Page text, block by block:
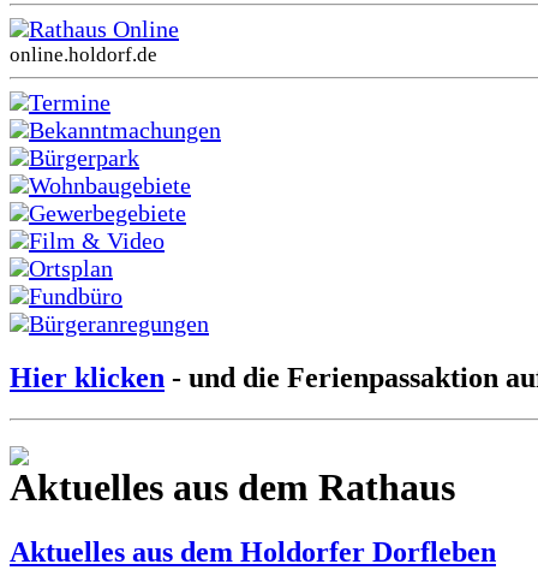
Rathaus Online
online.holdorf.de
Termine
Bekanntmachungen
Bürgerpark
Wohnbaugebiete
Gewerbegebiete
Film & Video
Ortsplan
Fundbüro
Bürgeranregungen
Hier klicken - und die Ferienpassaktion
Aktuelles aus dem Rathaus
Aktuelles aus dem Holdorfer Dorfleben